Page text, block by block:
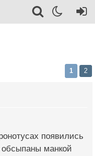
1 2
появились
обсыпаны манкой